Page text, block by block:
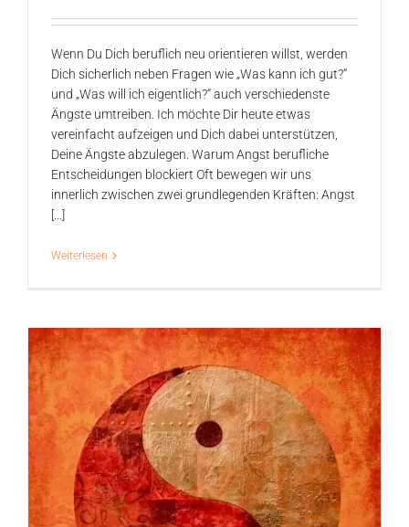
Wenn Du Dich beruflich neu orientieren willst, werden
Dich sicherlich neben Fragen wie „Was kann ich gut?“
und „Was will ich eigentlich?“ auch verschiedenste
Ängste umtreiben. Ich möchte Dir heute etwas
vereinfacht aufzeigen und Dich dabei unterstützen,
Deine Ängste abzulegen. Warum Angst berufliche
Entscheidungen blockiert Oft bewegen wir uns
innerlich zwischen zwei grundlegenden Kräften: Angst
[...]
Weiterlesen